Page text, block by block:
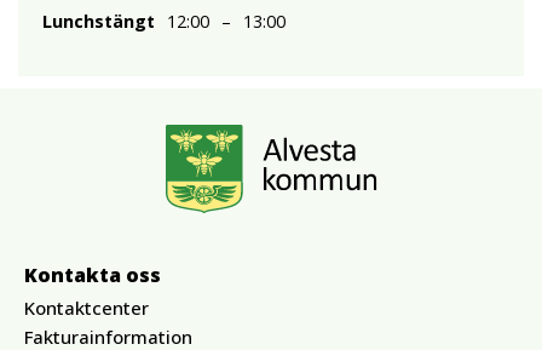
Lunchstängt 12:00 – 13:00
Kontakta oss
Kontaktcenter
Fakturainformation